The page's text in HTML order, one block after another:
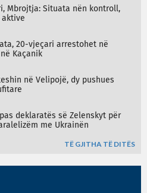
Mbrojtja: Situata nën kontroll,
20-vjeçari arrestohet në
Kaçanik
në Velipojë, dy pushues
deklaratës së Zelenskyt për
me Ukrainën
TË GJITHA TË DITËS